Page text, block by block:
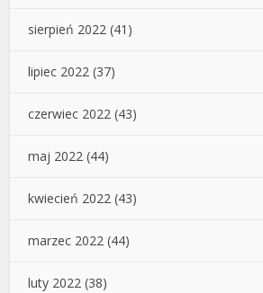
sierpień 2022 (41)
lipiec 2022 (37)
czerwiec 2022 (43)
maj 2022 (44)
kwiecień 2022 (43)
marzec 2022 (44)
luty 2022 (38)